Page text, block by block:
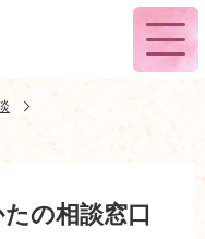
の相談窓口